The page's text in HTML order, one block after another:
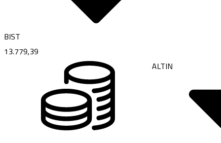
BIST
13.779,39
BIST